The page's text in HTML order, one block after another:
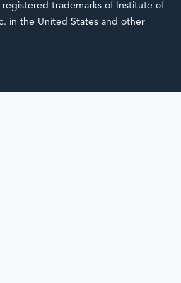
registered trademarks of Institute of
in the United States and other